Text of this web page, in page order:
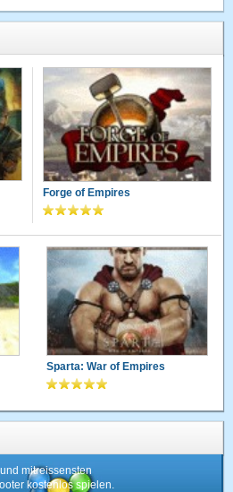
Forge of Empires
Sparta: War of Empires
mitreissensten
kostenlos spielen.